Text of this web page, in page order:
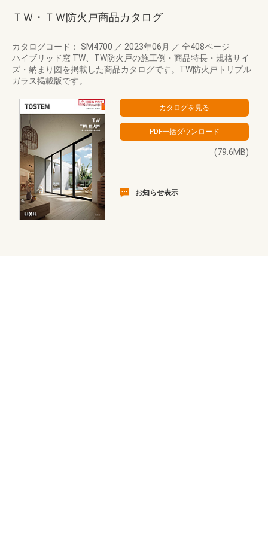
ＴＷ・ＴＷ防火戸商品カタログ
カタログコード： SM4700 ／ 2023年06月 ／ 全408ページ
ハイブリッド窓 TW、TW防火戸の施工例・商品特長・規格サイ
ズ・納まり図を掲載した商品カタログです。TW防火戸トリプル
ガラス掲載版です。
(79.6MB)
お知らせ表示